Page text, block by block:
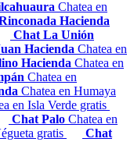
Chatea en
Hacienda
Chat La Unión
Hacienda Chatea en
Hacienda Chatea en
Chatea en
Chatea en Humaya
en Isla Verde gratis
Chat Palo Chatea en
gratis
Chat